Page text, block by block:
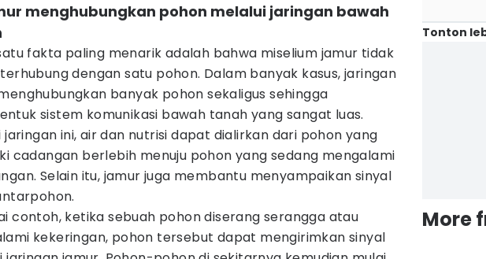
menghubungkan pohon melalui jaringan bawah
fakta paling menarik adalah bahwa miselium jamur tidak
dengan satu pohon. Dalam banyak kasus, jaringan
banyak pohon sekaligus sehingga
sistem komunikasi bawah tanah yang sangat luas.
jaringan ini, air dan nutrisi dapat dialirkan dari pohon yang
cadangan berlebih menuju pohon yang sedang mengalami
Selain itu, jamur juga membantu menyampaikan sinyal
contoh, ketika sebuah pohon diserang serangga atau
kekeringan, pohon tersebut dapat mengirimkan sinyal
Tonton
More